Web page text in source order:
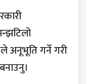
अनूभूति गर्ने गरी